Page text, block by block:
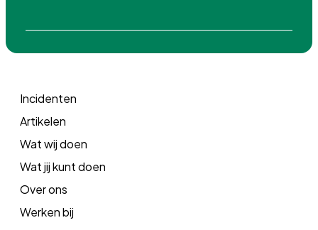
Incidenten
Artikelen
Wat wij doen
Wat jij kunt doen
Over ons
Werken bij